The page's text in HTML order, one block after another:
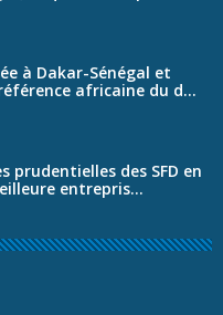
à Dakar-Sénégal et
africaine du d...
prudentielles des SFD en
entrepris...